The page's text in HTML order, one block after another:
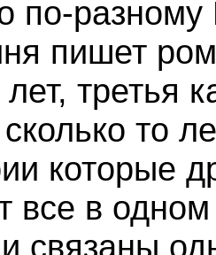
по-
пишет
лет, третья
то
которые
все в
связаны